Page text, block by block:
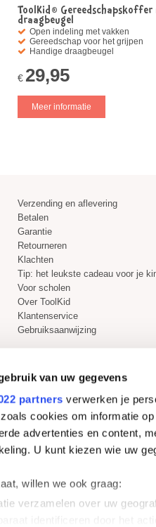
van uw gegevens
partners verwerken je
cookies om informatie
advertenties en content,
U kunt kiezen wie uw
willen we ook graag:
verzamelen over uw
ToolKid® Gereedschapskoffer
draagbeugel
Open indeling met vakken
Gereedschap voor het grijpen
Handige draagbeugel
€ 29,95
Meer informatie
Verzending en aflevering
Betalen
Garantie
Retourneren
Klachten
Tip: het leukste cadeau voor je
Voor scholen
Over ToolKid
Klantenservice
Gebruiksaanwijzing